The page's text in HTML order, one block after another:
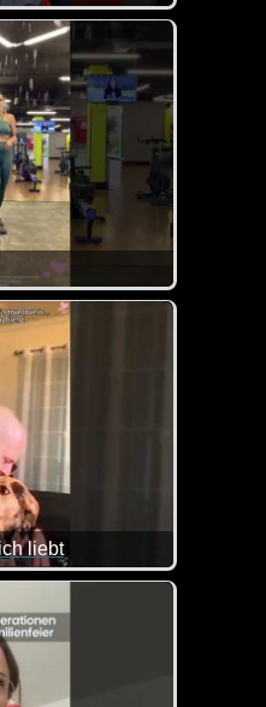
liebt
leider ziemlich schlecht